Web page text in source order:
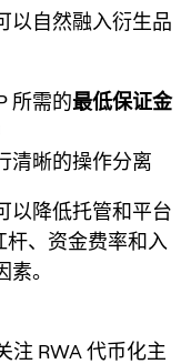
以自然融入衍生品
所需的最低保证金
清晰的操作分离
以降低托管和平台
、资金费率和入
。
注 RWA 代币化主